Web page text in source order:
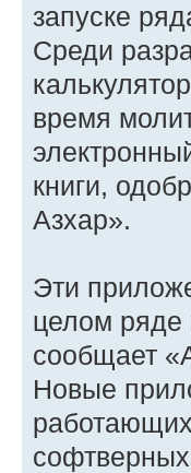
запуске
Среди
время
книги,
Азхар».
Эти
целом ряде
сообщает
Новые